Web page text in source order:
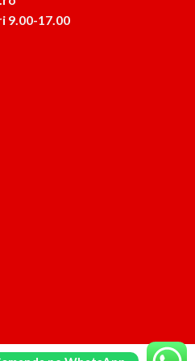
9.00-17.00